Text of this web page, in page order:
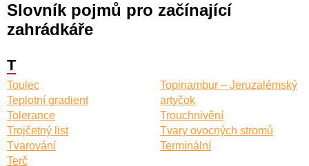
Slovník pojmů pro začínající
zahrádkáře
T
Toulec
Teplotní gradient
Tolerance
Trojčetný list
Tvarování
Terč
Topinambur – Jeruzalémský
artyčok
Trouchnivění
Tvary ovocných stromů
Terminální